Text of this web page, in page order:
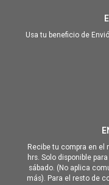
Usa tu beneficio de
Recibe tu compra en el
hrs. Solo disponible
sábado. (No aplica
más). Para el resto de